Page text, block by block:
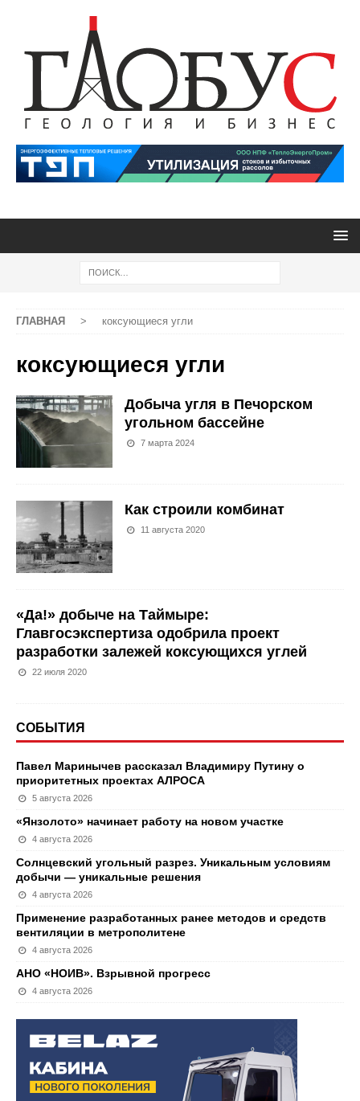
ГЛАВНАЯ > коксующиеся угли
коксующиеся угли
Добыча угля в Печорском
угольном бассейне
7 марта 2024
Как строили комбинат
11 августа 2020
«Да!» добыче на Таймыре:
Главгосэкспертиза одобрила проект
разработки залежей коксующихся углей
22 июля 2020
СОБЫТИЯ
Павел Маринычев рассказал Владимиру Путину о
приоритетных проектах АЛРОСА
5 августа 2026
«Янзолото» начинает работу на новом участке
4 августа 2026
Солнцевский угольный разрез. Уникальным условиям
добычи — уникальные решения
4 августа 2026
Применение разработанных ранее методов и средств
вентиляции в метрополитене
4 августа 2026
АНО «НОИВ». Взрывной прогресс
4 августа 2026